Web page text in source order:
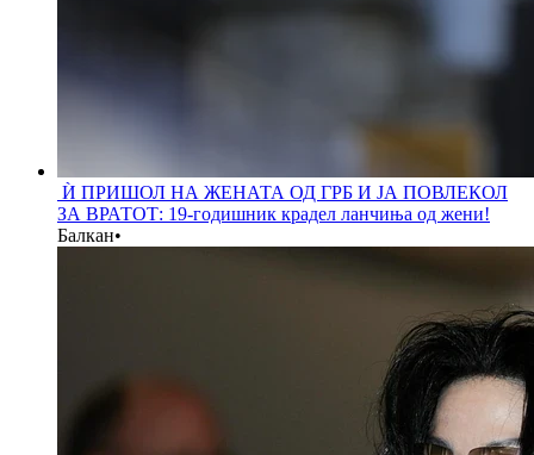
Ѝ ПРИШОЛ НА ЖЕНАТА ОД ГРБ И ЈА ПОВЛЕКОЛ
ЗА ВРАТОТ: 19-годишник крадел ланчиња од жени!
Балкан•